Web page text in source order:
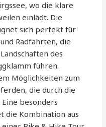
wo die klare
einlädt. Die
sich perfekt für
Radfahrten, die
des
führen.
Möglichkeiten zum
die durch die
besonders
die Kombination aus